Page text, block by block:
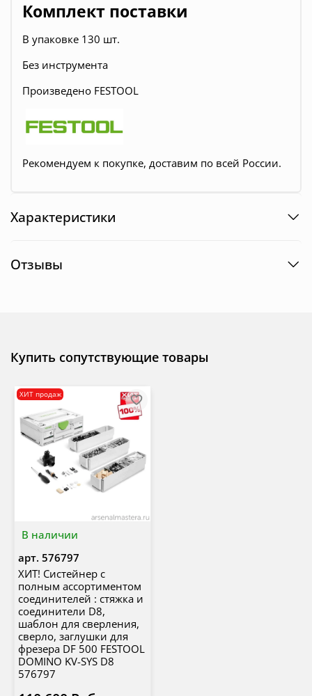
Комплект поставки
В упаковке 130 шт.
Без инструмента
Произведено FESTOOL
Рекомендуем к покупке, доставим по всей России.
Характеристики
Отзывы
Купить сопутствующие товары
В наличии
ХИТ продаж
арт. 576797
ХИТ! Систейнер с
полным ассортиментом
соединителей : стяжка и
соединители D8,
шаблон для сверления,
сверло, заглушки для
фрезера DF 500 FESTOOL
DOMINO KV-SYS D8
576797